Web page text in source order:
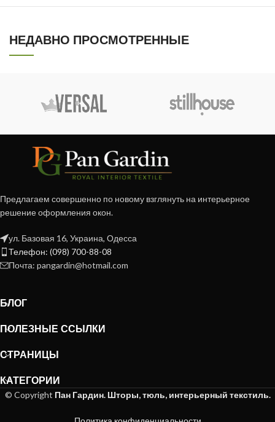
НЕДАВНО ПРОСМОТРЕННЫЕ
Предлагаем совершенно по новому взглянуть на интерьерное
решение оформления окон.
ул. Базовая 16, Украина, Одесса
Телефон: (098) 700-88-08
Почта: pangardin@hotmail.com
БЛОГ
ПОЛЕЗНЫЕ ССЫЛКИ
СТРАНИЦЫ
КАТЕГОРИИ
© Copyright Пан Гардин. Шторы, тюль, интерьерный текстиль.